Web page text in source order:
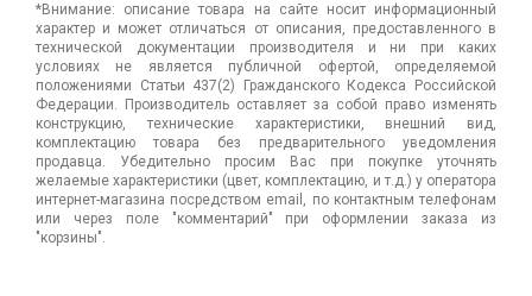
*Внимание: описание товара на сайте носит информационный
характер и может отличаться от описания, предоставленного в
технической документации производителя и ни при каких
условиях не является публичной офертой, определяемой
положениями Статьи 437(2) Гражданского Кодекса Российской
Федерации. Производитель оставляет за собой право изменять
конструкцию, технические характеристики, внешний вид,
комплектацию товара без предварительного уведомления
продавца. Убедительно просим Вас при покупке уточнять
желаемые характеристики (цвет, комплектацию, и т.д.) у оператора
интернет-магазина посредством email, по контактным телефонам
или через поле "комментарий" при оформлении заказа из
"корзины".